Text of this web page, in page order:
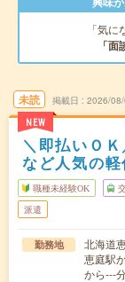
「気
「面
未読
NEW
掲載日 2026/
＼即払いＯ
など人気の軽
職種未経験OK
派遣
勤務地
北海道
恵庭駅
から---